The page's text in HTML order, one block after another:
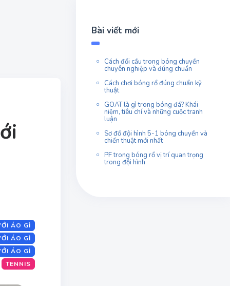
ÁO GÌ
ÁO GÌ
ÁO GÌ
TENNIS
Bài viết mới
Cách đổi cầu trong bóng chuyền
chuyên nghiệp và đúng chuẩn
Cách chơi bóng rổ đúng chuẩn kỹ
thuật
GOAT là gì trong bóng đá? Khái
niệm, tiêu chí và những cuộc tranh
luận
Sơ đồ đội hình 5-1 bóng chuyền và
chiến thuật mới nhất
PF trong bóng rổ vị trí quan trọng
trong đội hình